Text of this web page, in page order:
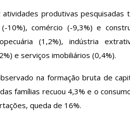
produtivas pesquisadas
comércio (-9,3%) e
(1,2%), indústria
e serviços imobiliários (0,4%).
na formação bruta de
famílias recuou 4,3% e o
queda de 16%.